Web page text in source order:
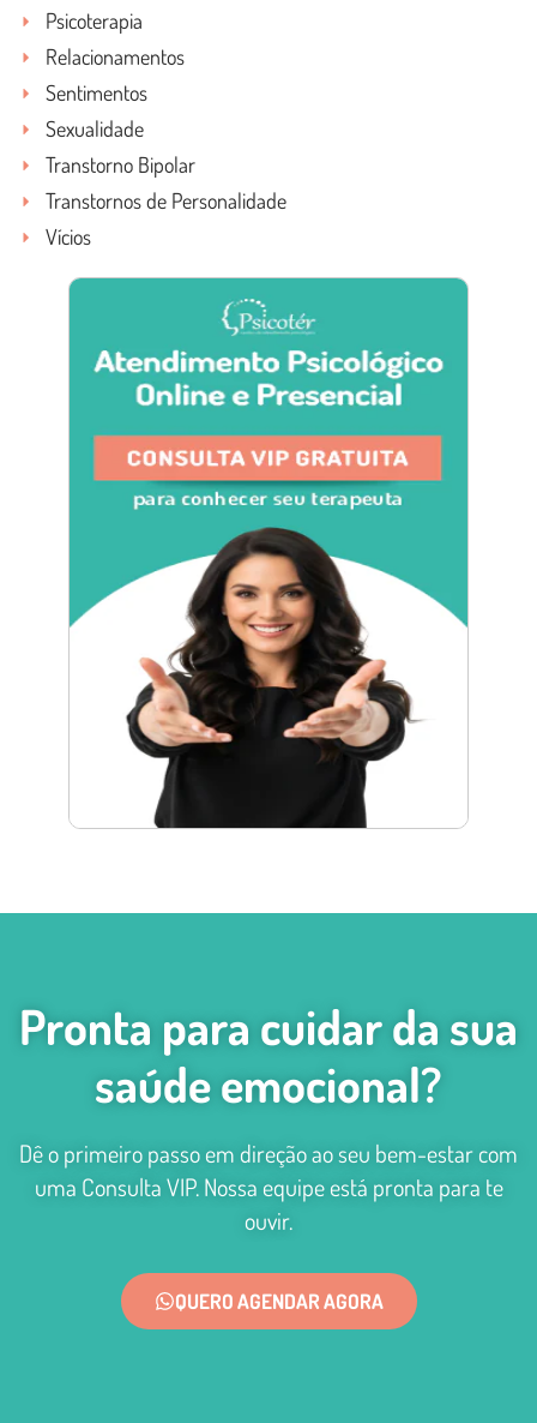
Psicoterapia
Relacionamentos
Sentimentos
Sexualidade
Transtorno Bipolar
Transtornos de Personalidade
Vícios
Pronta para cuidar da sua
saúde emocional?
Dê o primeiro passo em direção ao seu bem-estar com
uma Consulta VIP. Nossa equipe está pronta para te
ouvir.
QUERO AGENDAR AGORA